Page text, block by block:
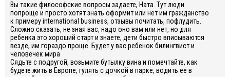
Вы такие философские вопросы задаете, Ната. Тут люди
попроще и просто хотят знать оформит или нет им гражданство
к примеру international business, отзывы почитать, пофлудить.
Сложно сказать, не зная вас, надо оно вам или нет, но для
ребенка это хороший старт и знаете, дети быстро вписываются
везде, им гораздо проще. Будет у вас ребенок билингвист и
человечек мира
Сядьте с подругой, возьмите бутылку вина и помечтайте, как
будете жить в Европе, гулять с дочкой в парке, водить ее в